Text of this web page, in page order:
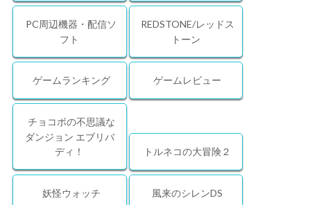
PC周辺機器・配信ソ
フト
REDSTONE/レッドス
トーン
ゲームランキング ゲームレビュー
チョコボの不思議な
ダンジョン エブリバ
ディ！
トルネコの大冒険２
妖怪ウォッチ 風来のシレンDS